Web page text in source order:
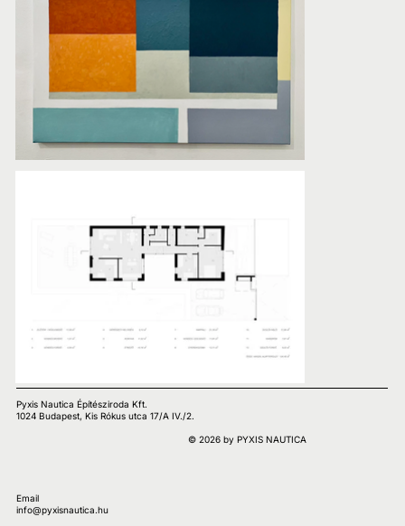
Pyxis Nautica Építésziroda Kft.
1024 Budapest, Kis Rókus utca 17/A IV./2.
Email
info@pyxisnautica.hu
© 2026 by PYXIS NAUTICA